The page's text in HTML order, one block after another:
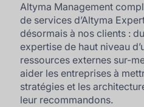
Altyma Management
de services d’Altyma
désormais à nos clients :
expertise de haut niveau
ressources externes sur-
aider les entreprises à
stratégies et les
leur recommandons.